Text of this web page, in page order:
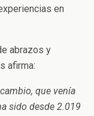
en
abrazos y
afirma:
que venía
sido desde 2.019